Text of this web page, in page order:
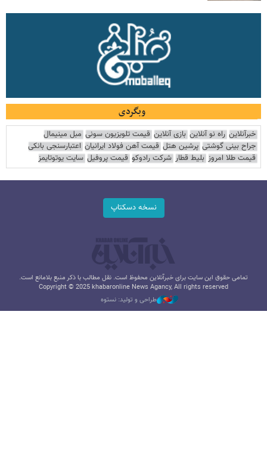
وبگردی
خبرآنلاین راه نو آنلاین بازی آنلاین قیمت تلویزیون سونی مبل مینیمال
جراح بینی گوشتی پرشین هتل قیمت آهن فولاد ایرانیان اعتبارسنجی بانکی
قیمت طلا امروز بلیط قطار شرکت رادوکو قیمت پروفیل سایت یوتوتایمز
نسخه دسکتاپ
تمامی حقوق این سایت برای خبرآنلاین محفوظ است. نقل مطالب با ذکر منبع بلامانع است.
Copyright © 2025 khabaronline News Agancy, All rights reserved
طراحی و تولید: نستوه